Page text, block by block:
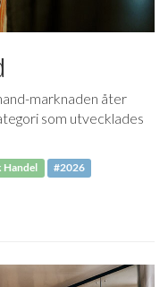
marknaden åter
som utvecklades
Handel #2026